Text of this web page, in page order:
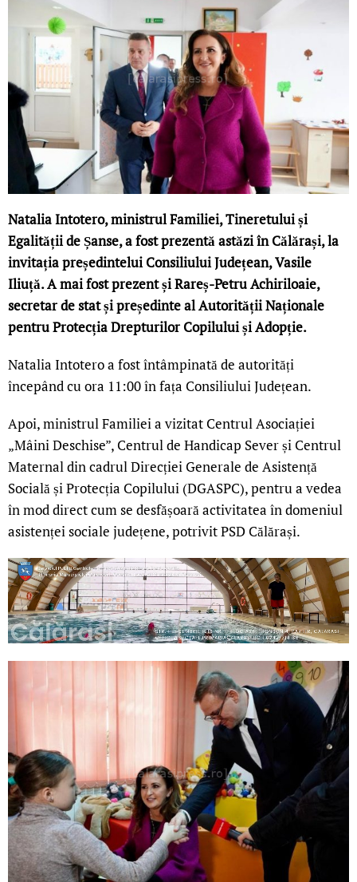
Natalia Intotero, ministrul Familiei, Tineretului și
Egalității de Șanse, a fost prezentă astăzi în Călărași, la
invitația președintelui Consiliului Județean, Vasile
Iliuță. A mai fost prezent și Rareș-Petru Achiriloaie,
secretar de stat și președinte al Autorității Naționale
pentru Protecția Drepturilor Copilului și Adopție.
Natalia Intotero a fost întâmpinată de autorități
începând cu ora 11:00 în fața Consiliului Județean.
Apoi, ministrul Familiei a vizitat Centrul Asociației
„Mâini Deschise”, Centrul de Handicap Sever și Centrul
Maternal din cadrul Direcției Generale de Asistență
Socială și Protecția Copilului (DGASPC), pentru a vedea
în mod direct cum se desfășoară activitatea în domeniul
asistenței sociale județene, potrivit PSD Călărași.